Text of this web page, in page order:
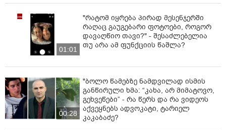
არ ვიცნობ ბაჩიაშვილს, სულ არ მაინტერესებს ვინ ვის
რა მოპარა და როდის როგორ იქცეოდა.
არაფერი, არაფერი არ კივის ისე მკვეთრად, ისე
ცალსახად სახლემწიფოს ჩამოშლის შესახებ, როგორც
სამარტოო საკანში პატიმრის ცემა და მერე ამაზე 0
რეაგირება.
უბრალოდ არ არსებობს უფრო დიდი დანაშაული,
რომლიც სახელმწიფოს შეუძლია ჩაიდინოს!!!
სამარტოო საკანში!!!ნებისმიერ პატიმარი, მაგრამ მით
უფრო ის ვისკენაც ათასი თვალია მიპყრობილი!!!
01:01
"რატომ იყრება პირად მესენჯერში
რაღაც გაუგებარი ფოტოები, როგორ
დავაღწიო თავი?" - შესაძლებელია
თუ არა ამ ფუნქციის წაშლა?
00:28
"ბოლო წამებზე ნამდვილად ისმის
განწირული ხმა: “კახა, არ მიმატოვო,
გეხვეწები” - რა წერს და რა ვიდეოს
აქვეყნებს ადვოკატი, ტარიელ
კაკაბაძე?